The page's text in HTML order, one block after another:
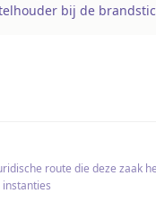
bij de
route die deze zaak